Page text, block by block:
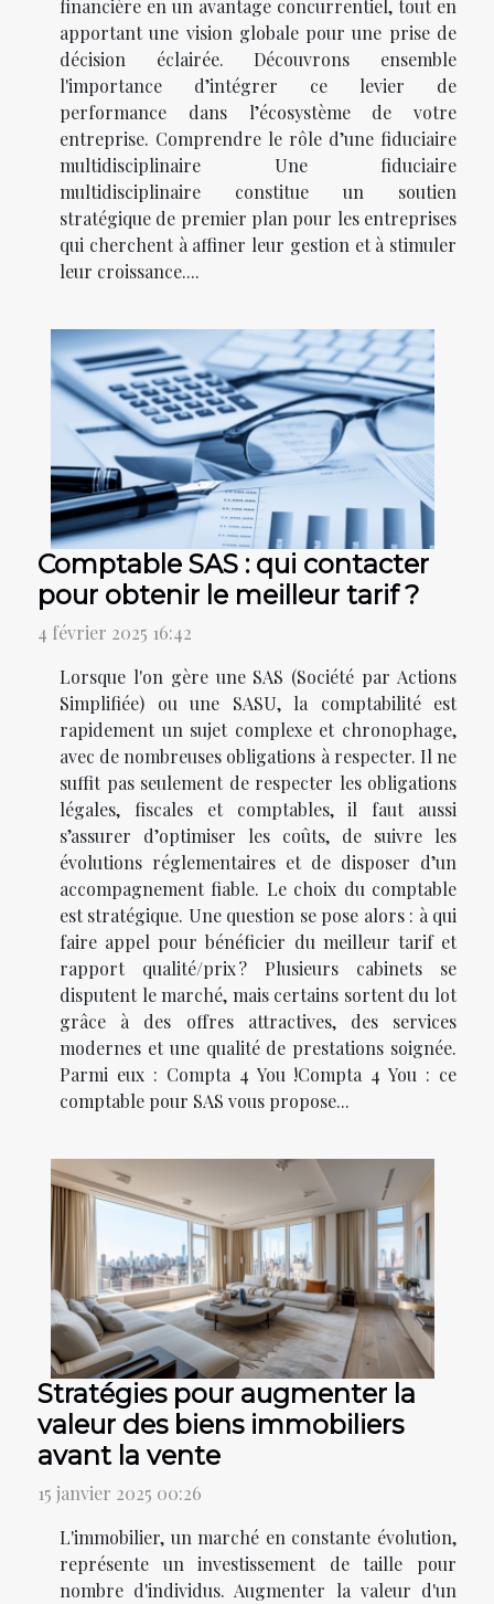
financière en un avantage concurrentiel, tout en
apportant une vision globale pour une prise de
décision éclairée. Découvrons ensemble
l'importance d’intégrer ce levier de
performance dans l’écosystème de votre
entreprise. Comprendre le rôle d’une fiduciaire
multidisciplinaire Une fiduciaire
multidisciplinaire constitue un soutien
stratégique de premier plan pour les entreprises
qui cherchent à affiner leur gestion et à stimuler
leur croissance....
Comptable SAS : qui contacter
pour obtenir le meilleur tarif ?
4 février 2025 16:42
Lorsque l'on gère une SAS (Société par Actions
Simplifiée) ou une SASU, la comptabilité est
rapidement un sujet complexe et chronophage,
avec de nombreuses obligations à respecter. Il ne
suffit pas seulement de respecter les obligations
légales, fiscales et comptables, il faut aussi
s’assurer d’optimiser les coûts, de suivre les
évolutions réglementaires et de disposer d’un
accompagnement fiable. Le choix du comptable
est stratégique. Une question se pose alors : à qui
faire appel pour bénéficier du meilleur tarif et
rapport qualité/prix ? Plusieurs cabinets se
disputent le marché, mais certains sortent du lot
grâce à des offres attractives, des services
modernes et une qualité de prestations soignée.
Parmi eux : Compta 4 You !Compta 4 You : ce
comptable pour SAS vous propose...
Stratégies pour augmenter la
valeur des biens immobiliers
avant la vente
15 janvier 2025 00:26
L'immobilier, un marché en constante évolution,
représente un investissement de taille pour
nombre d'individus. Augmenter la valeur d'un